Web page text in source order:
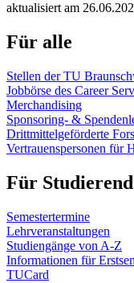
aktualisiert am
Für alle
Stellen der TU
Jobbörse des Career
Merchandising
Sponsoring- &
Drittmittelgeförderte
Vertrauenspersonen für
Für
Semestertermine
Lehrveranstaltungen
Studiengänge von A-Z
Informationen für
TUCard